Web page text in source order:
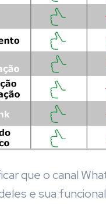
que o canal
e sua